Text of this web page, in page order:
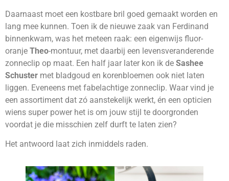
Daarnaast moet een kostbare bril goed gemaakt worden en
lang mee kunnen. Toen ik de nieuwe zaak van Ferdinand
binnenkwam, was het meteen raak: een eigenwijs fluor-
oranje Theo-montuur, met daarbij een levensveranderende
zonneclip op maat. Een half jaar later kon ik de Sashee
Schuster met bladgoud en korenbloemen ook niet laten
liggen. Eveneens met fabelachtige zonneclip. Waar vind je
een assortiment dat zó aanstekelijk werkt, én een opticien
wiens super power het is om jouw stijl te doorgronden
voordat je die misschien zelf durft te laten zien?
Het antwoord laat zich inmiddels raden.